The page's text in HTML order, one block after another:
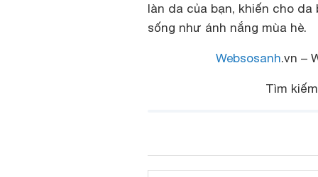
làn da của bạn, khiến cho
sống như ánh nắng mùa hè.
Websosanh.vn –
Tìm